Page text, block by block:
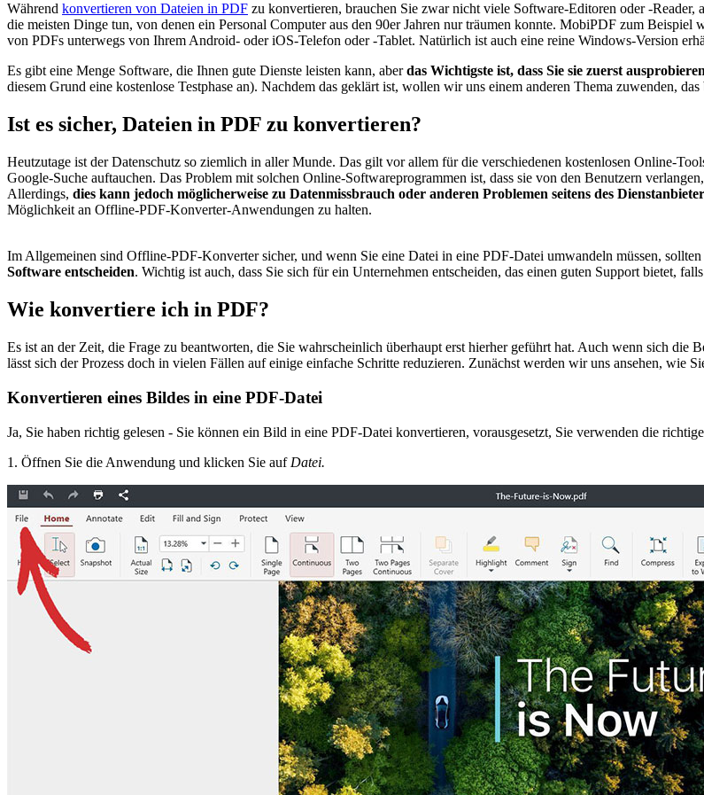
Während konvertieren von Dateien in PDF zu konvertieren, brauchen Sie zwar nicht viele Software-Editoren oder -
die meisten Dinge tun, von denen ein Personal Computer aus den 90er Jahren nur träumen konnte. MobiPDF zum
von PDFs unterwegs von Ihrem Android- oder iOS-Telefon oder -Tablet. Natürlich ist auch eine reine Windows-Version
Es gibt eine Menge Software, die Ihnen gute Dienste leisten kann, aberdas Wichtigste ist, dass Sie sie zuerst
diesem Grund eine kostenlose Testphase an). Nachdem das geklärt ist, wollen wir uns einem anderen Thema zuwenden,
Ist es sicher, Dateien in PDF zu konvertieren?
Heutzutage ist der Datenschutz so ziemlich in aller Munde. Das gilt vor allem für die verschiedenen kostenlosen Online-
Google-Suche auftauchen. Das Problem mit solchen Online-Softwareprogrammen ist, dass sie von den Benutzern
Allerdings, dies kann jedoch möglicherweise zu Datenmissbrauch oder anderen Problemen seitens des
Möglichkeit an Offline-PDF-Konverter-Anwendungen zu halten.
Im Allgemeinen sind Offline-PDF-Konverter sicher, und wenn Sie eine Datei in eine PDF-Datei umwandeln müssen,
Software entscheiden. Wichtig ist auch, dass Sie sich für ein Unternehmen entscheiden, das einen guten Support bietet,
Wie konvertiere ich in PDF?
Es ist an der Zeit, die Frage zu beantworten, die Sie wahrscheinlich überhaupt erst hierher geführt hat. Auch wenn sich die
lässt sich der Prozess doch in vielen Fällen auf einige einfache Schritte reduzieren. Zunächst werden wir uns ansehen, wie
Konvertieren eines Bildes in eine PDF-Datei
Ja, Sie haben richtig gelesen - Sie können ein Bild in eine PDF-Datei konvertieren, vorausgesetzt, Sie verwenden die
1. Öffnen Sie die Anwendung und klicken Sie auf Datei.